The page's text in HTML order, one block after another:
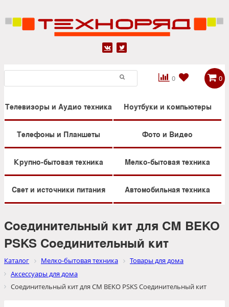
 
0

 0
Телевизоры и Аудио техника Ноутбуки и компьютеры
Телефоны и Планшеты Фото и Видео
Крупно-бытовая техника Мелко-бытовая техника
Свет и источники питания Автомобильная техника
Соединительный кит для СМ BEKO
PSKS Соединительный кит
Каталог Мелко-бытовая техника
Товары для дома
Аксессуары для дома
Соединительный кит для СМ BEKO PSKS Соединительный кит